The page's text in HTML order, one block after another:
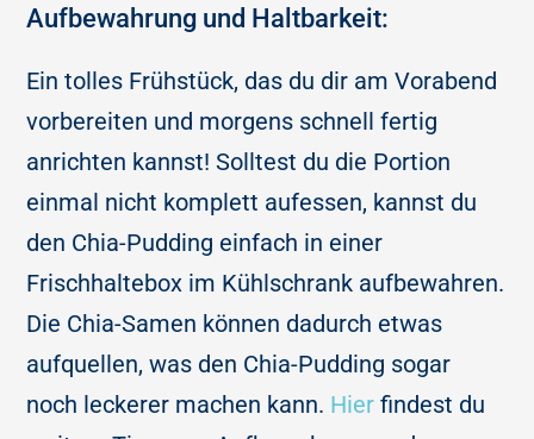
Aufbewahrung und Haltbarkeit:
Ein tolles Frühstück, das du dir am Vorabend
vorbereiten und morgens schnell fertig
anrichten kannst! Solltest du die Portion
einmal nicht komplett aufessen, kannst du
den Chia-Pudding einfach in einer
Frischhaltebox im Kühlschrank aufbewahren.
Die Chia-Samen können dadurch etwas
aufquellen, was den Chia-Pudding sogar
noch leckerer machen kann. Hier findest du